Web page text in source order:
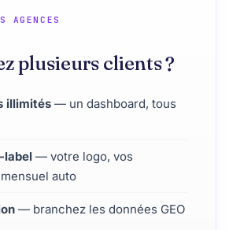
AGENCES
plusieurs clients ?
illimités — un dashboard, tous
label — votre logo, vos
auto
— branchez les données GEO